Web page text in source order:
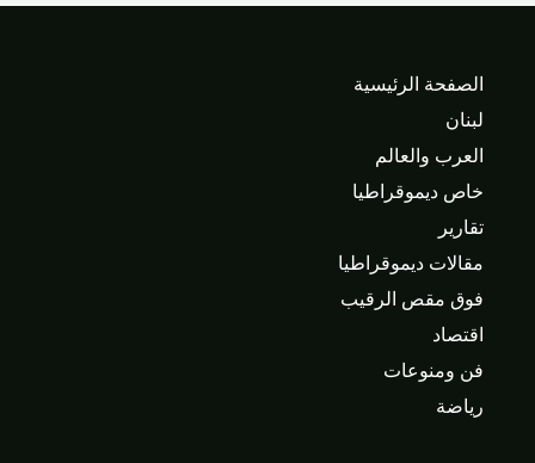
الصفحة الرئيسية
لبنان
العرب والعالم
خاص ديموقراطيا
تقارير
مقالات ديموقراطيا
فوق مقص الرقيب
اقتصاد
فن ومنوعات
رياضة